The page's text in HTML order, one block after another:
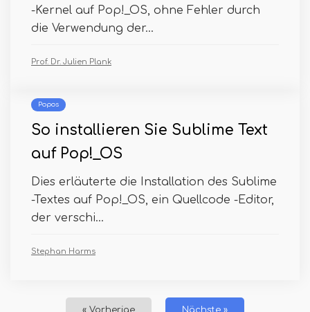
-Kernel auf Pop!_OS, ohne Fehler durch
die Verwendung der...
Prof. Dr. Julien Plank
Popos
So installieren Sie Sublime Text
auf Pop!_OS
Dies erläuterte die Installation des Sublime
-Textes auf Pop!_OS, ein Quellcode -Editor,
der verschi...
Stephan Harms
« Vorherige Nächste »